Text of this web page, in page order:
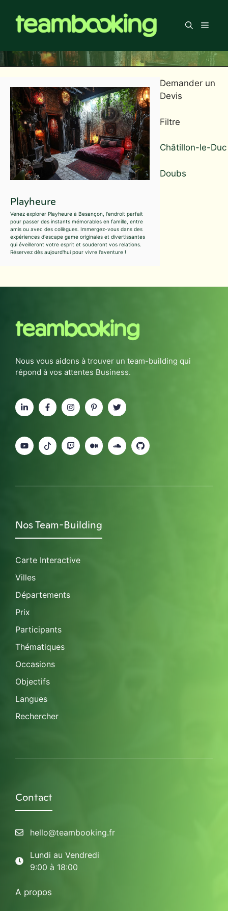
contenu
Menu
Playheure
Venez explorer Playheure à Besançon, l'endroit parfait
pour passer des instants mémorables en famille, entre
amis ou avec des collègues. Immergez-vous dans des
expériences d'escape game originales et divertissantes
qui éveilleront votre esprit et souderont vos relations.
Réservez dès aujourd'hui pour vivre l'aventure !
Demander un
Devis
Filtre
Châtillon-le-Duc
Doubs
Nous vous aidons à trouver un team-building qui
répond à vos attentes Business.
Nos Team-Building
Carte Interactive
Villes
Départements
Prix
Participants
Thématiques
Occasions
Objectifs
Langues
Rechercher
Contact
hello@teambooking.fr
Lundi au Vendredi
9:00 à 18:00
A propos